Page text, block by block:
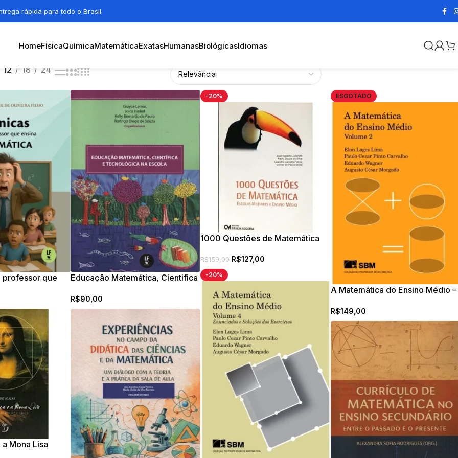
rápida para todo o Brasil.
HomeFísicaQuímicaMatemáticaExatasHumanasBiológicasIdiomas
12 18 24
professor que
Educação Matemática, Cientifica
R$90,00
-20%
1000 Questões de Matemática
R$159,00 R$127,00
ESGOTADO
A Matemática do Ensino Médio –
R$149,00
-20%
Mona Lisa